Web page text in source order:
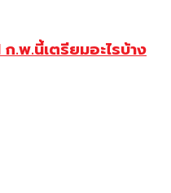
.พ.นี้เตรียมอะไรบ้าง